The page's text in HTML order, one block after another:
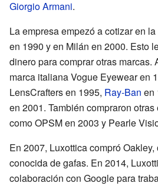
Giorgio Armani.
La empresa empezó a cotizar en
en 1990 y en Milán en 2000. Esto
dinero para comprar otras marcas.
marca italiana Vogue Eyewear en
LensCrafters en 1995, Ray-Ban en
en 2001. También compraron
como OPSM en 2003 y Pearle
En 2007, Luxottica compró Oakley,
conocida de gafas. En 2014,
colaboración con Google para